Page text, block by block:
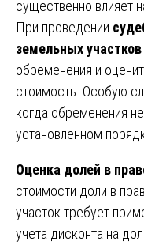
существенно влияет
При проведении
земельных участков
обременения и
стоимость. Особую
когда обременения
установленном
Оценка долей в
стоимости доли в
участок требует
учета дисконта на